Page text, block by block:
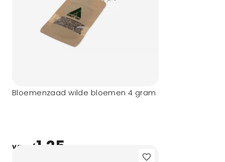
Bloemenzaad wilde bloemen 4 gram
vanaf1,25